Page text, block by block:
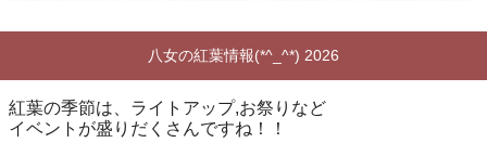
八女の紅葉情報(*^_^*) 2026
紅葉の季節は、ライトアップ,お祭りなど
イベントが盛りだくさんですね！！